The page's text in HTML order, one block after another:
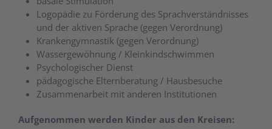
Logopädie zu Förderung des Sprachverständnisses
und der aktiven Sprache (gegen Verordnung)
Krankengymnastik (gegen Verordnung)
Wassergewöhnung / Kleinkindschwimmen
Psychologischer Dienst
pädagogische Elternberatung / Hausbesuche
Zusammenarbeit mit anderen Institutionen
Aufgenommen werden Kinder aus den Kreisen: